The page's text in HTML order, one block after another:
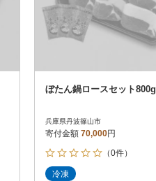
ぼたん鍋ロースセット800g
兵庫県丹波篠山市
寄付金額 70,000円
（0件）
冷凍